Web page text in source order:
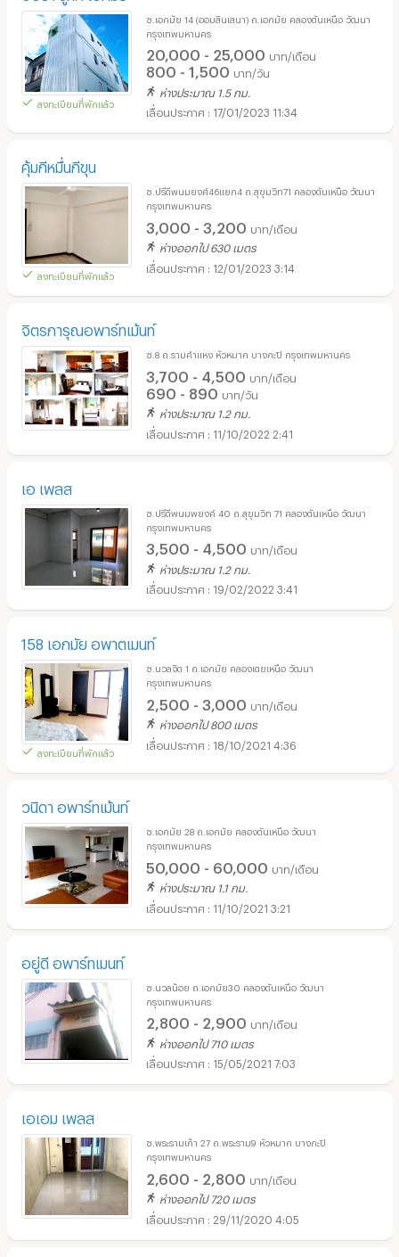
ลงทะเบียนที่พักแล้ว
ซ.เอกมัย 14 (ออมสินเสนา) ถ.เอกมัย คลองตันเหนือ วัฒนา
กรุงเทพมหานคร
20,000 - 25,000 บาท/เดือน
800 - 1,500 บาท/วัน
ห่างประมาณ 1.5 กม.
17/01/2023 11:34
คุ้มกีหมื่นกีขุน
ลงทะเบียนที่พักแล้ว
ซ.ปรีดีพนมยงศ์46แยก4 ถ.สุขุมวิท71 คลองตันเหนือ วัฒนา
กรุงเทพมหานคร
3,000 - 3,200 บาท/เดือน
ห่างออกไป 630 เมตร
12/01/2023 3:14
จิตรการุณอพาร์ทเม้นท์
ซ.8 ถ.รามคำแหง หัวหมาก บางกะปิ กรุงเทพมหานคร
3,700 - 4,500 บาท/เดือน
690 - 890 บาท/วัน
ห่างประมาณ 1.2 กม.
11/10/2022 2:41
เอ เพลส
ซ.ปรีดีพนมพยงค์ 40 ถ.สุขุมวิท 71 คลองตันเหนือ วัฒนา
กรุงเทพมหานคร
3,500 - 4,500 บาท/เดือน
ห่างประมาณ 1.2 กม.
19/02/2022 3:41
158 เอกมัย อพาตเมนท์
ลงทะเบียนที่พักแล้ว
ซ.นวลจิต 1 ถ.เอกมัย คลองเตยเหนือ วัฒนา
กรุงเทพมหานคร
2,500 - 3,000 บาท/เดือน
ห่างออกไป 800 เมตร
18/10/2021 4:36
วนิดา อพาร์ทเม้นท์
ซ.เอกมัย 28 ถ.เอกมัย คลองตันเหนือ วัฒนา
กรุงเทพมหานคร
50,000 - 60,000 บาท/เดือน
ห่างประมาณ 1.1 กม.
11/10/2021 3:21
อยู่ดี อพาร์ทเมนท์
ซ.นวลน้อย ถ.เอกมัย30 คลองตันเหนือ วัฒนา
กรุงเทพมหานคร
2,800 - 2,900 บาท/เดือน
ห่างออกไป 710 เมตร
15/05/2021 7:03
เอเอม เพลส
ซ.พระรามเก้า 27 ถ.พระราม9 หัวหมาก บางกะปิ
กรุงเทพมหานคร
2,600 - 2,800 บาท/เดือน
ห่างออกไป 720 เมตร
29/11/2020 4:05